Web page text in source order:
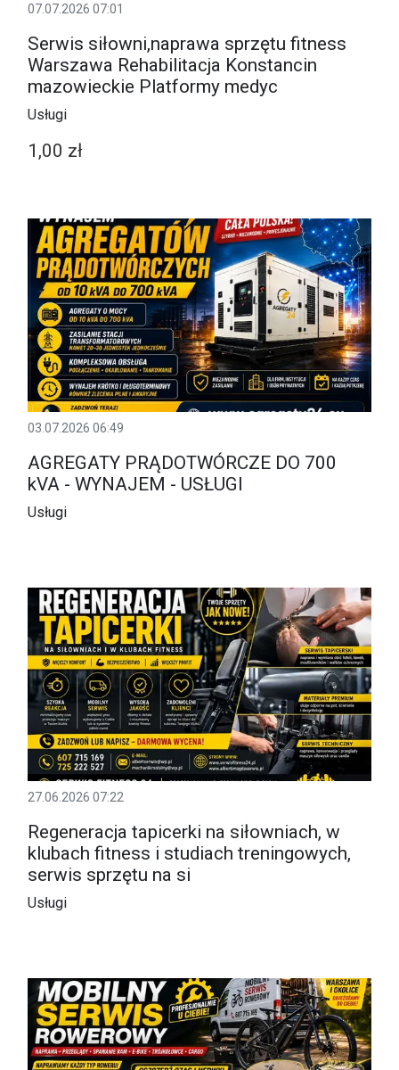
07.07.2026 07:01
Serwis siłowni,naprawa sprzętu fitness
Warszawa Rehabilitacja Konstancin
mazowieckie Platformy medyc
Usługi
1,00 zł
03.07.2026 06:49
AGREGATY PRĄDOTWÓRCZE DO 700
kVA - WYNAJEM - USŁUGI
Usługi
27.06.2026 07:22
Regeneracja tapicerki na siłowniach, w
klubach fitness i studiach treningowych,
serwis sprzętu na si
Usługi